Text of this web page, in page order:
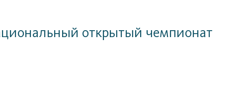
открытый чемпионат